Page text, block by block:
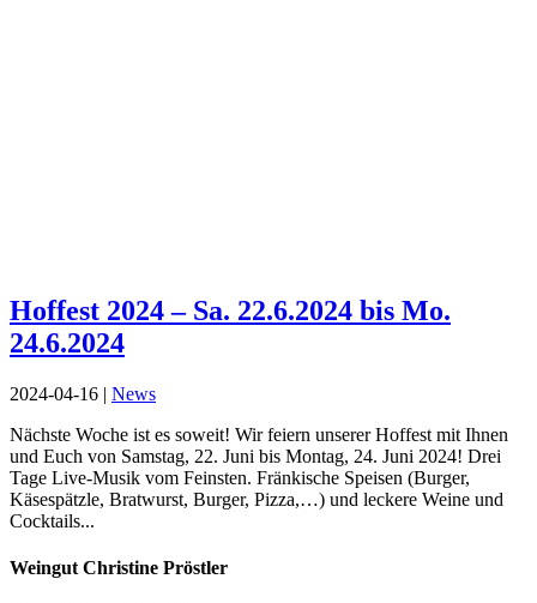
Hoffest 2024 – Sa. 22.6.2024 bis Mo.
24.6.2024
2024-04-16 | News
Nächste Woche ist es soweit! Wir feiern unserer Hoffest mit Ihnen
und Euch von Samstag, 22. Juni bis Montag, 24. Juni 2024! Drei
Tage Live-Musik vom Feinsten. Fränkische Speisen (Burger,
Käsespätzle, Bratwurst, Burger, Pizza,…) und leckere Weine und
Cocktails...
Weingut Christine Pröstler